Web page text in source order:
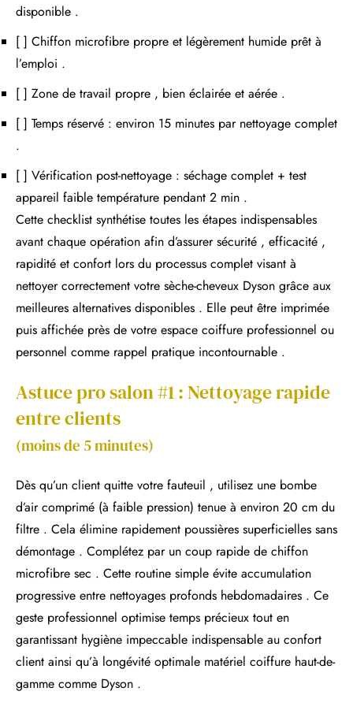
disponible .
[ ] Chiffon microfibre propre et légèrement humide prêt à
l’emploi .
[ ] Zone de travail propre , bien éclairée et aérée .
[ ] Temps réservé : environ 15 minutes par nettoyage complet
.
[ ] Vérification post-nettoyage : séchage complet + test
appareil faible température pendant 2 min .
Cette checklist synthétise toutes les étapes indispensables
avant chaque opération afin d’assurer sécurité , efficacité ,
rapidité et confort lors du processus complet visant à
nettoyer correctement votre sèche-cheveux Dyson grâce aux
meilleures alternatives disponibles . Elle peut être imprimée
puis affichée près de votre espace coiffure professionnel ou
personnel comme rappel pratique incontournable .
Astuce pro salon #1 : Nettoyage rapide
entre clients
(moins de 5 minutes)
Dès qu’un client quitte votre fauteuil , utilisez une bombe
d’air comprimé (à faible pression) tenue à environ 20 cm du
filtre . Cela élimine rapidement poussières superficielles sans
démontage . Complétez par un coup rapide de chiffon
microfibre sec . Cette routine simple évite accumulation
progressive entre nettoyages profonds hebdomadaires . Ce
geste professionnel optimise temps précieux tout en
garantissant hygiène impeccable indispensable au confort
client ainsi qu’à longévité optimale matériel coiffure haut-de-
gamme comme Dyson .